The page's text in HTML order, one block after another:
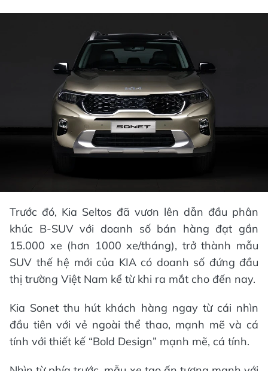
Trước đó, Kia Seltos đã vươn lên dẫn đầu phân
khúc B-SUV với doanh số bán hàng đạt gần
15.000 xe (hơn 1000 xe/tháng), trở thành mẫu
SUV thế hệ mới của KIA có doanh số đứng đầu
thị trường Việt Nam kể từ khi ra mắt cho đến nay.
Kia Sonet thu hút khách hàng ngay từ cái nhìn
đầu tiên với vẻ ngoài thể thao, mạnh mẽ và cá
tính với thiết kế “Bold Design” mạnh mẽ, cá tính.